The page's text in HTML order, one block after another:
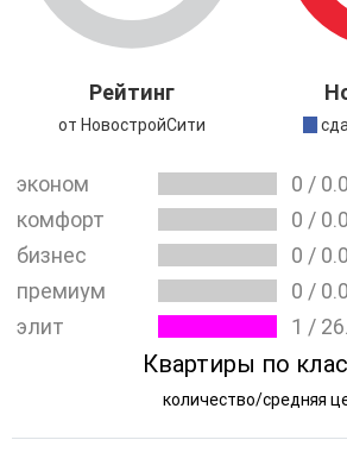
Донской" показывает высокую
работ, которая достигается за счёт
всей команды, а также применения
технологий строительства.
Рейтинг
от НовостройСити
эконом 0 / 0.0
комфорт
0 / 0.0
бизнес
0 / 0.0
премиум
0 / 0.0
элит
1 /
Квартиры по
количество/средняя